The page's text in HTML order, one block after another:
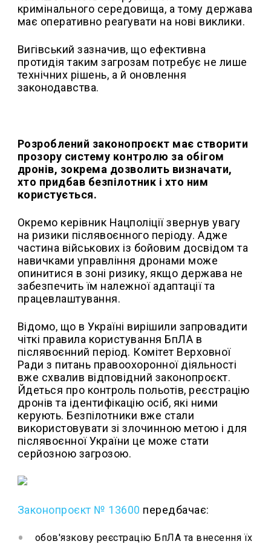
кримінального середовища, а тому держава
має оперативно реагувати на нові виклики.
Вигівський зазначив, що ефективна
протидія таким загрозам потребує не лише
технічних рішень, а й оновлення
законодавства.
Розроблений законопроєкт має створити
прозору систему контролю за обігом
дронів, зокрема дозволить визначати,
хто придбав безпілотник і хто ним
користується.
Окремо керівник Нацполіції звернув увагу
на ризики післявоєнного періоду. Адже
частина військових із бойовим досвідом та
навичками управління дронами може
опинитися в зоні ризику, якщо держава не
забезпечить їм належної адаптації та
працевлаштування.
Відомо, що в Україні вирішили запровадити
чіткі правила користування БпЛА в
післявоєнний період. Комітет Верховної
Ради з питань правоохоронної діяльності
вже схвалив відповідний законопроєкт.
Йдеться про контроль польотів, реєстрацію
дронів та ідентифікацію осіб, які ними
керують. Безпілотники вже стали
використовувати зі злочинною метою і для
післявоєнної України це може стати
серйозною загрозою.
Законопроєкт № 13600 передбачає:
обов'язкову реєстрацію БпЛА та внесення їх